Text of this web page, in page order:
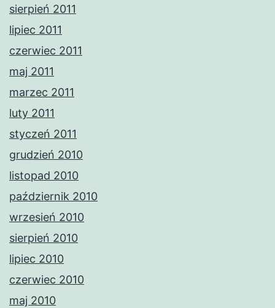
sierpień 2011
lipiec 2011
czerwiec 2011
maj 2011
marzec 2011
luty 2011
styczeń 2011
grudzień 2010
listopad 2010
październik 2010
wrzesień 2010
sierpień 2010
lipiec 2010
czerwiec 2010
maj 2010